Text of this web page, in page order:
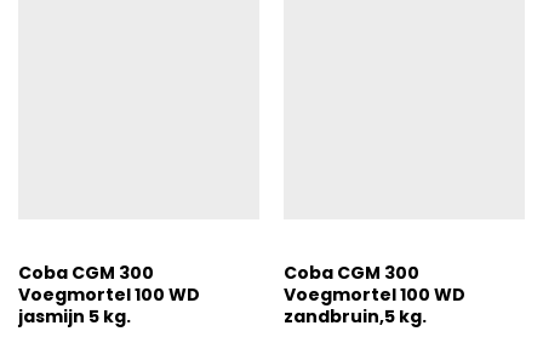
Coba CGM 300
Voegmortel 100 WD
jasmijn 5 kg.
Coba CGM 300
Voegmortel 100 WD
zandbruin,5 kg.